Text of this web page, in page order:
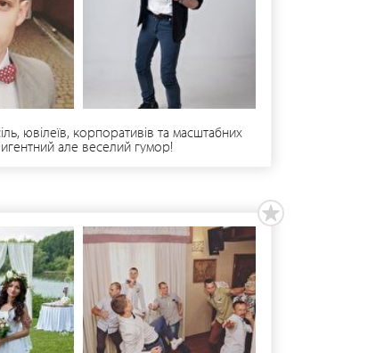
ювілеїв, корпоративів та масштабних
але веселий гумор!